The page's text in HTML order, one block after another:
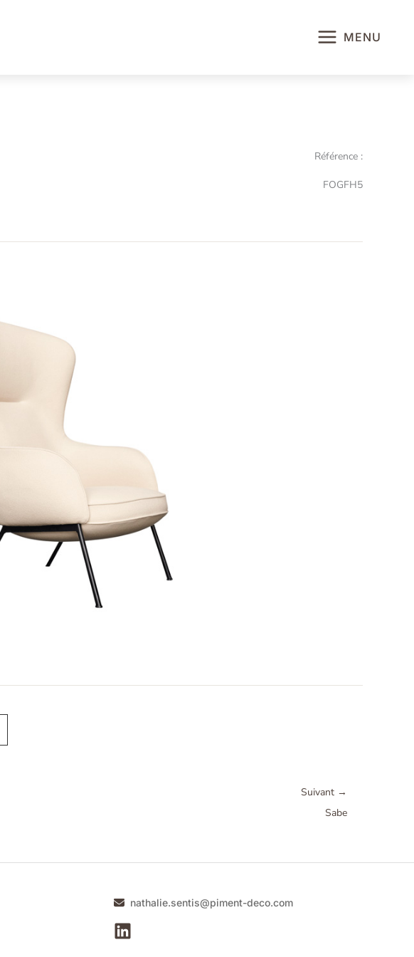
MENU
Référence :
FOGFH5
Suivant →
Sabe
nathalie.sentis@piment-deco.com